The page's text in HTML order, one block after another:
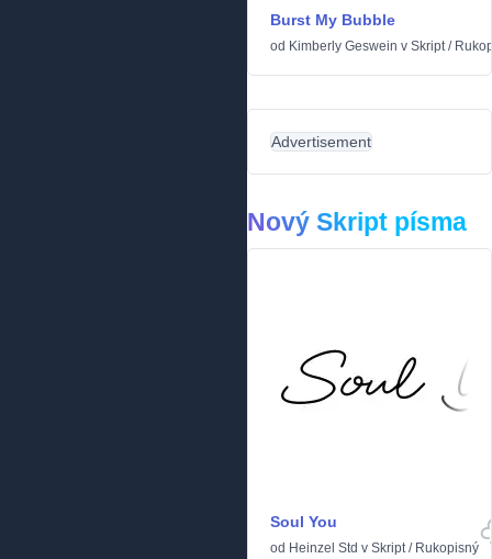
Burst My Bubble
od Kimberly Geswein v Skript/
Advertisement
Nový Skript písma
Soul You
od Heinzel Std v Skript/ Rukopisný